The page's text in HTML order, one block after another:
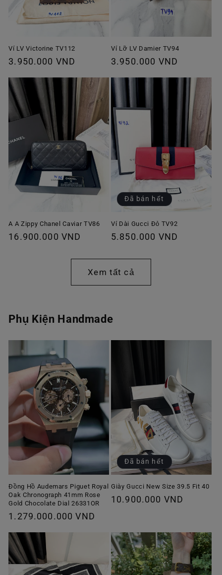
Ví LV Victorine TV112
Giá
thường
3.950.000 VND
Ví Lỡ LV Damier TV94
Giá
thường
3.950.000 VND
A A Zippy Chanel Caviar TV86
Giá
16.900.000 VND
Đã bán hết
Ví Dài Gucci Đỏ TV92
Giá
thường
5.850.000 VND
Xem tất cả
Phụ Kiện Handmade
Đồng Hồ Audemars Piguet Royal
Oak Chronograph 41mm Rose
Gold Chocolate Dial 26331OR
Giá
thường
1.279.000.000 VND
Đã bán hết
Giày Gucci New Size 39.5 Fit 40
Giá
10.900.000 VND